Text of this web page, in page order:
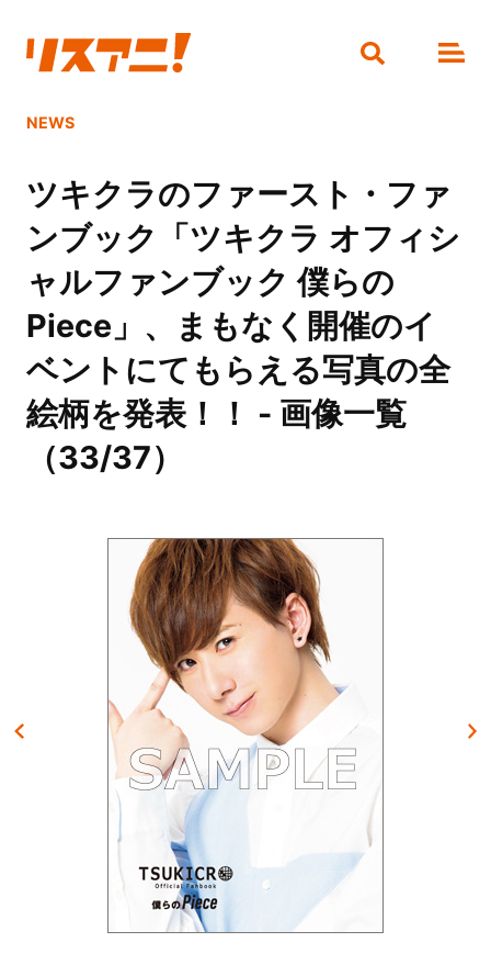
NEWS
ツキクラのファースト・ファ
ンブック「ツキクラ オフィシ
ャルファンブック 僕らの
Piece」、まもなく開催のイ
ベントにてもらえる写真の全
絵柄を発表！！ - 画像一覧
（33/37）